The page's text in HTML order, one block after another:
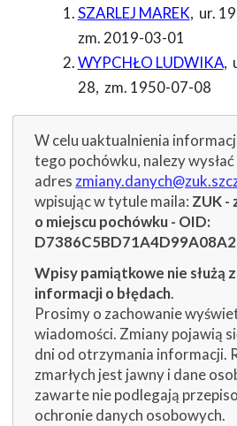
SZARLEJ MAREK, ur.
zm. 2019-03-01
WYPCHŁO LUDWIKA,
28, zm. 1950-07-08
W celu uaktualnienia
tego pochówku, nalezy wysłać
adres
wpisując w tytule maila: ZUK -
o miejscu pochówku - OID:
Wpisy pamiątkowe nie służą
informacji o błędach.
Prosimy o zachowanie
wiadomości. Zmiany pojawią
dni od otrzymania informacji.
zmarłych jest jawny i dane
zawarte nie podlegają
ochronie danych osobowych.